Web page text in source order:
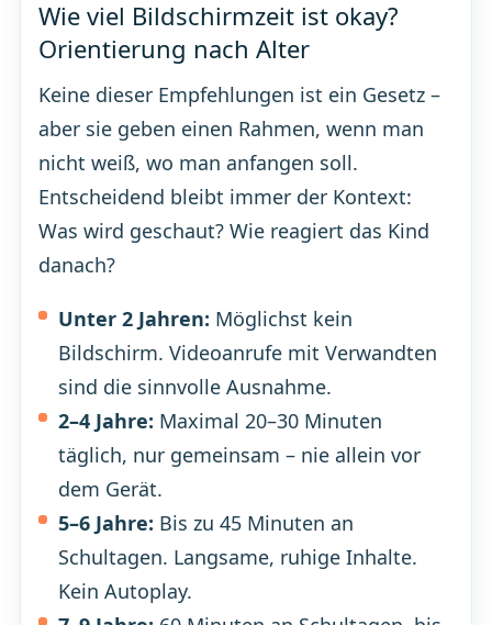
Wie viel Bildschirmzeit ist okay?
Orientierung nach Alter
Keine dieser Empfehlungen ist ein Gesetz –
aber sie geben einen Rahmen, wenn man
nicht weiß, wo man anfangen soll.
Entscheidend bleibt immer der Kontext:
Was wird geschaut? Wie reagiert das Kind
danach?
Unter 2 Jahren: Möglichst kein
Bildschirm. Videoanrufe mit Verwandten
sind die sinnvolle Ausnahme.
2–4 Jahre: Maximal 20–30 Minuten
täglich, nur gemeinsam – nie allein vor
dem Gerät.
5–6 Jahre: Bis zu 45 Minuten an
Schultagen. Langsame, ruhige Inhalte.
Kein Autoplay.